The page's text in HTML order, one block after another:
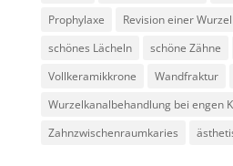
Prophylaxe
Revision einer
schönes Lächeln
schöne Zähne
Vollkeramikkrone
Wandfraktur
Wurzelkanalbehandlung bei engen
Zahnzwischenraumkaries